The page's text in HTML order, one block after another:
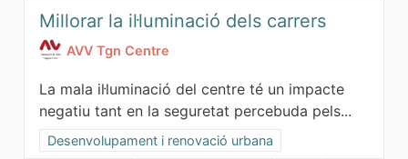
Millorar la il·luminació dels carrers
AVV Tgn Centre
La mala il·luminació del centre té un impacte
negatiu tant en la seguretat percebuda pels...
Resultats al filtrar per la categoria: Desenvolupament i
Desenvolupament i renovació urbana